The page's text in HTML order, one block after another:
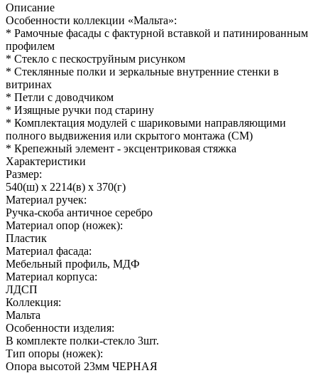
Описание
Особенности коллекции «Мальта»:
* Рамочные фасады с фактурной вставкой и патинированным
профилем
* Стекло с пескоструйным рисунком
* Стеклянные полки и зеркальные внутренние стенки в
витринах
* Петли с доводчиком
* Изящные ручки под старину
* Комплектация модулей с шариковыми направляющими
полного выдвижения или скрытого монтажа (СМ)
* Крепежный элемент - эксцентриковая стяжка
Характеристики
Размер:
540(ш) x 2214(в) x 370(г)
Материал ручек:
Ручка-скоба античное серебро
Материал опор (ножек):
Пластик
Материал фасада:
Мебельный профиль, МДФ
Материал корпуса:
ЛДСП
Коллекция:
Мальта
Особенности изделия:
В комплекте полки-стекло 3шт.
Тип опоры (ножек):
Опора высотой 23мм ЧЕРНАЯ